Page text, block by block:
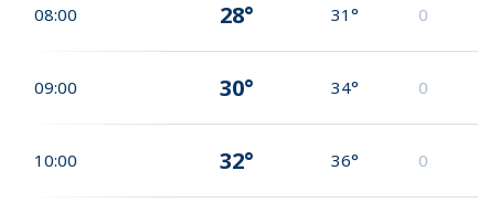
08:00 28° 31° 0
09:00 30° 34° 0
10:00 32° 36° 0